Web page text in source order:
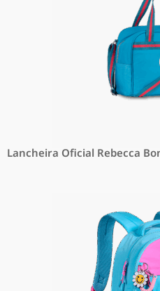
Lancheira Oficial Rebecca